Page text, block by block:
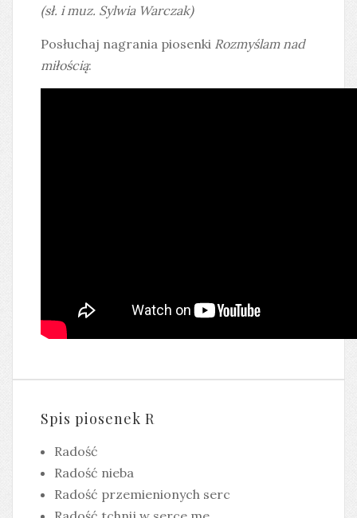
(sł. i muz. Sylwia Warczak)
Posłuchaj nagrania piosenki Rozmyślam nad
miłością:
Spis piosenek R
Radość
Radość nieba
Radość przemienionych serc